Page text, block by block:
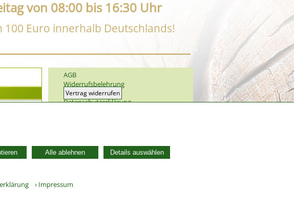
Alle ablehnen Details auswählen
› Impressum
von 08:00 bis 16:30 Uhr
Euro innerhalb Deutschlands!
AGB
Widerrufsbelehrung
Vertrag widerrufen
Datenschutzerklärung